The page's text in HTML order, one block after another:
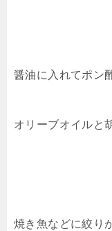
醤油に入れてポン
オリーブオイルと
焼き魚などに絞り